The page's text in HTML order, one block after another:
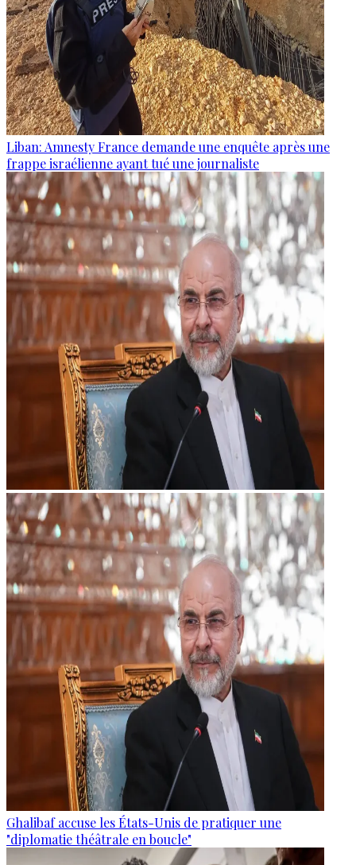
Liban: Amnesty France demande une enquête après une
frappe israélienne ayant tué une journaliste
Ghalibaf accuse les États-Unis de pratiquer une
"diplomatie théâtrale en boucle"